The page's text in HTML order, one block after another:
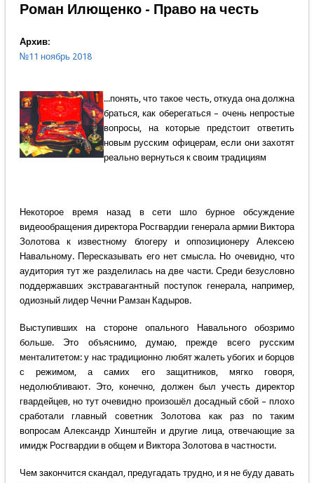
Роман Илющенко - Право на честь
Архив:
№11 ноябрь 2018
...понять, что такое честь, откуда она должна
браться, как оберегаться – очень непростые
вопросы, на которые предстоит ответить
новым русским офицерам, если они захотят
реально вернуться к своим традициям
Некоторое время назад в сети шло бурное обсуждение
видеообращения директора Росгвардии генерала армии Виктора
Золотова к известному блогеру и оппозиционеру Алексею
Навальному. Пересказывать его нет смысла. Но очевидно, что
аудитория тут же разделилась на две части. Среди безусловно
поддержавших экстравагантный поступок генерала, например,
одиозный лидер Чечни Рамзан Кадыров.
Выступивших на стороне опального Навального обозримо
больше. Это объяснимо, думаю, прежде всего русским
менталитетом: у нас традиционно любят жалеть убогих и борцов
с режимом, а самих его защитников, мягко говоря,
недолюбливают. Это, конечно, должен был учесть директор
гвардейцев, но тут очевидно произошёл досадный сбой – плохо
сработали главный советник Золотова как раз по таким
вопросам Александр Хинштейн и другие лица, отвечающие за
имидж Росгвардии в общем и Виктора Золотова в частности.
Чем закончится скандал, предугадать трудно, и я не буду давать